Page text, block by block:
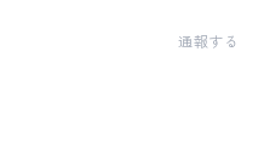
通報する